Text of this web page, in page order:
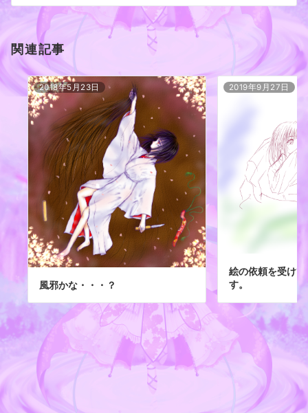
関連記事
2018年5月23日
風邪かな・・・？
2019年9月27日
絵の依頼を受け
す。